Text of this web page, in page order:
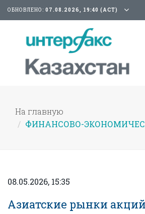
ОБНОВЛЕНО: 07.08.2026, 19:40 (АСТ)
На главную
ФИНАНСОВО-
08.05.2026, 15:35
Азиатские рынки